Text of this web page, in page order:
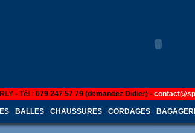
- Tél : 079 247 57 79 (demandez Didier) -
BALLES CHAUSSURES CORDAGES